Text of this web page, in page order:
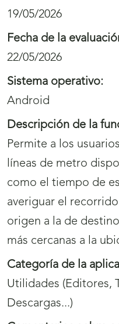
19/05/2026
Fecha de la
22/05/2026
Sistema operativo:
Android
Descripción de la
Permite a los
líneas de metro
como el tiempo de
averiguar el
origen a la de
más cercanas a la
Categoría de la
Utilidades (Editores,
Descargas...)